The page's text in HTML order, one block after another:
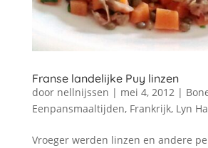
Franse landelijke Puy linzen
door nellnijssen | mei 4, 2012|
Eenpansmaaltijden, Frankrijk, Lyn
Vroeger werden linzen en andere